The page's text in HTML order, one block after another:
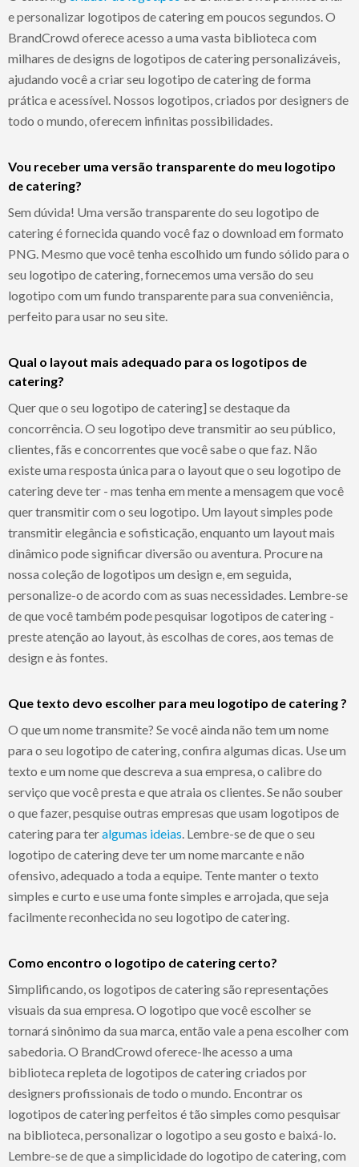
e personalizar logotipos de catering em poucos segundos. O
BrandCrowd oferece acesso a uma vasta biblioteca com
milhares de designs de logotipos de catering personalizáveis,
ajudando você a criar seu logotipo de catering de forma
prática e acessível. Nossos logotipos, criados por designers de
todo o mundo, oferecem infinitas possibilidades.
Vou receber uma versão transparente do meu logotipo
de catering?
Sem dúvida! Uma versão transparente do seu logotipo de
catering é fornecida quando você faz o download em formato
PNG. Mesmo que você tenha escolhido um fundo sólido para o
seu logotipo de catering, fornecemos uma versão do seu
logotipo com um fundo transparente para sua conveniência,
perfeito para usar no seu site.
Qual o layout mais adequado para os logotipos de
catering?
Quer que o seu logotipo de catering] se destaque da
concorrência. O seu logotipo deve transmitir ao seu público,
clientes, fãs e concorrentes que você sabe o que faz. Não
existe uma resposta única para o layout que o seu logotipo de
catering deve ter - mas tenha em mente a mensagem que você
quer transmitir com o seu logotipo. Um layout simples pode
transmitir elegância e sofisticação, enquanto um layout mais
dinâmico pode significar diversão ou aventura. Procure na
nossa coleção de logotipos um design e, em seguida,
personalize-o de acordo com as suas necessidades. Lembre-se
de que você também pode pesquisar logotipos de catering -
preste atenção ao layout, às escolhas de cores, aos temas de
design e às fontes.
Que texto devo escolher para meu logotipo de catering ?
O que um nome transmite? Se você ainda não tem um nome
para o seu logotipo de catering, confira algumas dicas. Use um
texto e um nome que descreva a sua empresa, o calibre do
serviço que você presta e que atraia os clientes. Se não souber
o que fazer, pesquise outras empresas que usam logotipos de
catering para teralgumas ideias . Lembre-se de que o seu
logotipo de catering deve ter um nome marcante e não
ofensivo, adequado a toda a equipe. Tente manter o texto
simples e curto e use uma fonte simples e arrojada, que seja
facilmente reconhecida no seu logotipo de catering.
Como encontro o logotipo de catering certo?
Simplificando, os logotipos de catering são representações
visuais da sua empresa. O logotipo que você escolher se
tornará sinônimo da sua marca, então vale a pena escolher com
sabedoria. O BrandCrowd oferece-lhe acesso a uma
biblioteca repleta de logotipos de catering criados por
designers profissionais de todo o mundo. Encontrar os
logotipos de catering perfeitos é tão simples como pesquisar
na biblioteca, personalizar o logotipo a seu gosto e baixá-lo.
Lembre-se de que a simplicidade do logotipo de catering, com